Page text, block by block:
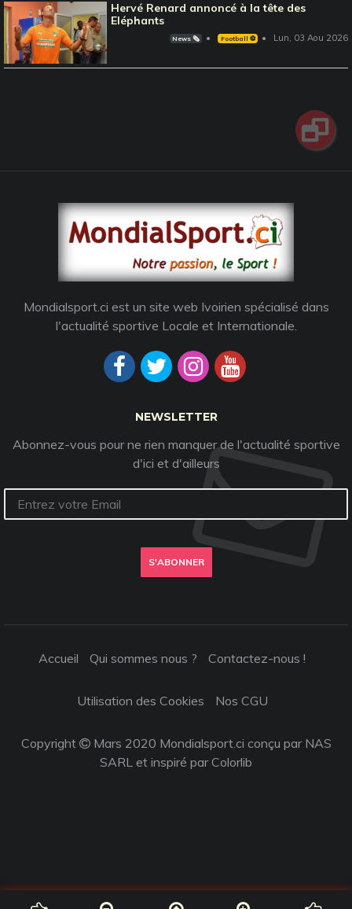
Hervé Renard annoncé à la tête des
Eléphants
News 🗞️ Football ⚽️ Lun, 03 Aou 2026
Mondialsport.ci est un site web Ivoirien spécialisé dans
l'actualité sportive Locale et Internationale.
NEWSLETTER
Abonnez-vous pour ne rien manquer de l'actualité sportive
d'ici et d'ailleurs
S'ABONNER
Accueil Qui sommes nous ? Contactez-nous !
Utilisation des Cookies Nos CGU
Copyright
Mars 2020 Mondialsport.ci conçu par NAS
SARL et inspiré parColorlib